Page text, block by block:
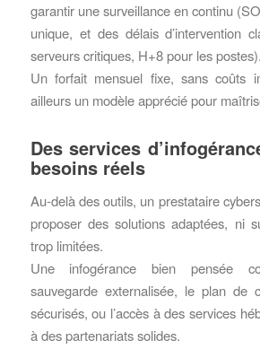
garantir une surveillance en continu
unique, et des délais d’intervention
serveurs critiques, H+8 pour les postes).
Un forfait mensuel fixe, sans coûts
ailleurs un modèle apprécié pour
Des services
besoins réels
Au-delà des outils, un prestataire
proposer des solutions adaptées, ni
trop limitées.
Une infogérance bien pensée
sauvegarde externalisée, le plan de
sécurisés, ou l’accès à des services
à des partenariats solides.